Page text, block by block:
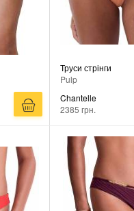
Труси стрінги
Pulp
Chantelle
2385 грн.